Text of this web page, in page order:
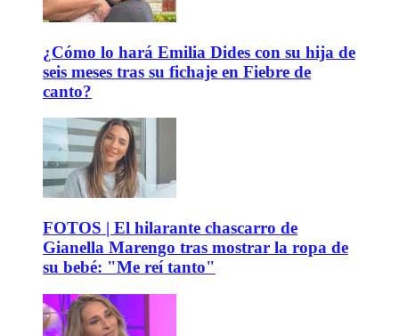
¿Cómo lo hará Emilia Dides con su hija de
seis meses tras su fichaje en Fiebre de
canto?
FOTOS | El hilarante chascarro de
Gianella Marengo tras mostrar la ropa de
su bebé: "Me reí tanto"